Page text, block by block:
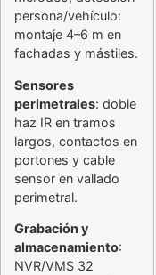
persona/vehículo:
montaje 4–6 m en
fachadas y mástiles.
Sensores
perimetrales: doble
haz IR en tramos
largos, contactos en
portones y cable
sensor en vallado
perimetral.
Grabación y
almacenamiento:
NVR/VMS 32